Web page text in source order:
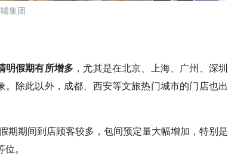
集团
明假期有所增多 ，尤其是在北京、上海、广州、深圳
除此以外，成都、西安等文旅热门城市的门店也出
期期间到店顾客较多，包间预定量大幅增加，特别是
。